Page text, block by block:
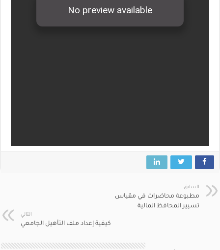
السابق
مطبوعة محاضرات في مقياس
تسيير المحافظ المالية
التالي
كيفية إعداد ملف التأهيل الجامعي